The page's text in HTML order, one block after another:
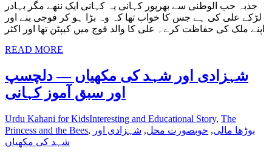
جذبہ حب الوطنی سے بھرپور کہانی یہ کہانی ایک ننھے مگر بہادر
لڑکے علی کی ہے جس کا خواب تھا کہ وہ بڑا ہو کر فوجی بنے اور
اپنے ملک کی حفاظت کرے۔ علی کا والد فوج میں کیپٹن تھا اور اکثر
READ MORE
شہزادی اور شہد کی مکھیاں — دلچسپ
اور سبق آموز کہانی
Urdu Kahani for KidsInteresting and Educational Story, The
Princess and the Bees, بوڑھا مالی, خوبصورت محل, شہزادی اور
شہد کی مکھیاں